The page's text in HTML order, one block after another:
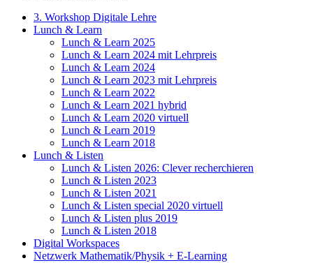
3. Workshop Digitale Lehre
Lunch & Learn
Lunch & Learn 2025
Lunch & Learn 2024 mit Lehrpreis
Lunch & Learn 2024
Lunch & Learn 2023 mit Lehrpreis
Lunch & Learn 2022
Lunch & Learn 2021 hybrid
Lunch & Learn 2020 virtuell
Lunch & Learn 2019
Lunch & Learn 2018
Lunch & Listen
Lunch & Listen 2026: Clever recherchieren
Lunch & Listen 2023
Lunch & Listen 2021
Lunch & Listen special 2020 virtuell
Lunch & Listen plus 2019
Lunch & Listen 2018
Digital Workspaces
Netzwerk Mathematik/Physik + E-Learning